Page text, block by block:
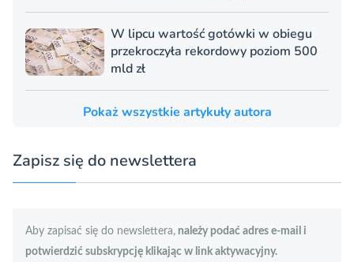
W lipcu wartość gotówki w obiegu
przekroczyła rekordowy poziom 500
mld zł
Pokaż wszystkie artykuły autora
Zapisz się do newslettera
Aby zapisać się do newslettera, należy podać adres e-mail i
potwierdzić subskrypcję klikając w link aktywacyjny.